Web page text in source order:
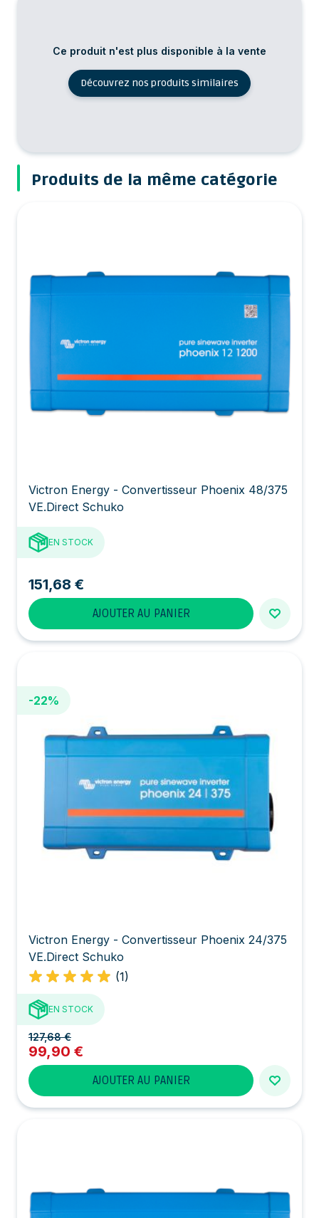
Ce produit n'est plus disponible à la vente
Découvrez nos produits similaires
Produits de la même catégorie
Victron Energy - Convertisseur Phoenix 48/375
VE.Direct Schuko
EN STOCK
151,68 €
AJOUTER AU PANIER
-22%
Victron Energy - Convertisseur Phoenix 24/375
VE.Direct Schuko
(1)
EN STOCK
127,68 €
99,90 €
AJOUTER AU PANIER